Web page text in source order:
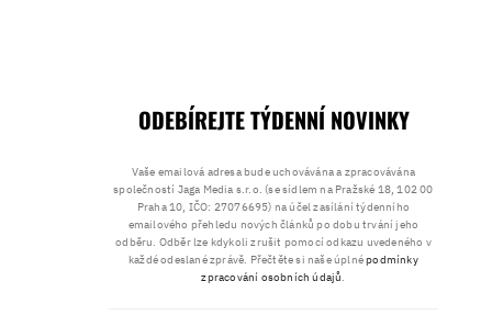
ODEBÍREJTE TÝDENNÍ NOVINKY
Vaše emailová adresa bude uchovávána a zpracovávána
společností Jaga Media s.r.o. (se sídlem na Pražské 18, 102 00
Praha 10, IČO: 27076695) na účel zasílání týdenního
emailového přehledu nových článků po dobu trvání jeho
odběru. Odběr lze kdykoli zrušit pomocí odkazu uvedeného v
každé odeslané zprávě. Přečtěte si naše úplnépodmínky
zpracování osobních údajů.